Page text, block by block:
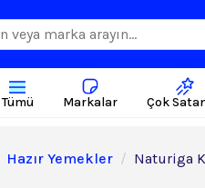
Tümü Markalar Çok
Hazır Yemekler Naturiga